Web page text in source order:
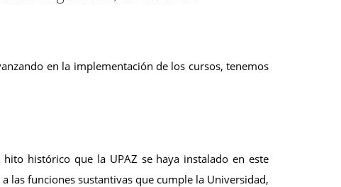
en la implementación de los cursos, tenemos
histórico que la UPAZ se haya instalado en este
las funciones sustantivas que cumple la Universidad,